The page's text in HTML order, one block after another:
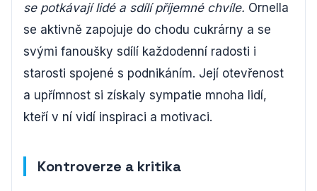
se potkávají lidé a sdílí příjemné chvíle. Ornella
se aktivně zapojuje do chodu cukrárny a se
svými fanoušky sdílí každodenní radosti i
starosti spojené s podnikáním. Její otevřenost
a upřímnost si získaly sympatie mnoha lidí,
kteří v ní vidí inspiraci a motivaci.
Kontroverze a kritika